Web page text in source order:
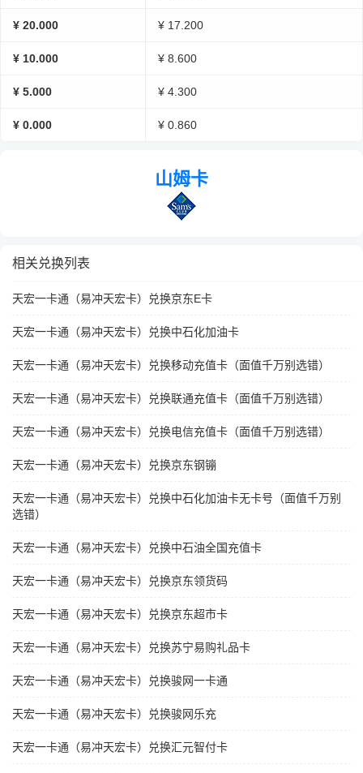
¥ 20.000 ¥ 17.200
¥ 10.000 ¥ 8.600
¥ 5.000 ¥ 4.300
¥ 0.000 ¥ 0.860
山姆卡
相关兑换列表
天宏一卡通（易冲天宏卡）兑换京东E卡
天宏一卡通（易冲天宏卡）兑换中石化加油卡
天宏一卡通（易冲天宏卡）兑换移动充值卡（面值千万别选错）
天宏一卡通（易冲天宏卡）兑换联通充值卡（面值千万别选错）
天宏一卡通（易冲天宏卡）兑换电信充值卡（面值千万别选错）
天宏一卡通（易冲天宏卡）兑换京东钢镚
天宏一卡通（易冲天宏卡）兑换中石化加油卡无卡号（面值千万别
选错）
天宏一卡通（易冲天宏卡）兑换中石油全国充值卡
天宏一卡通（易冲天宏卡）兑换京东领货码
天宏一卡通（易冲天宏卡）兑换京东超市卡
天宏一卡通（易冲天宏卡）兑换苏宁易购礼品卡
天宏一卡通（易冲天宏卡）兑换骏网一卡通
天宏一卡通（易冲天宏卡）兑换骏网乐充
天宏一卡通（易冲天宏卡）兑换汇元智付卡